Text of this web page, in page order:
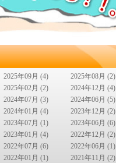
2025年09月 (4)
2025年08月 (2)
2025年02月 (2)
2024年12月 (4)
2024年07月 (3)
2024年06月 (5)
2024年01月 (4)
2023年12月 (2)
2023年07月 (1)
2023年06月 (6)
2023年01月 (4)
2022年12月 (2)
2022年07月 (6)
2022年06月 (1)
2022年01月 (1)
2021年11月 (2)